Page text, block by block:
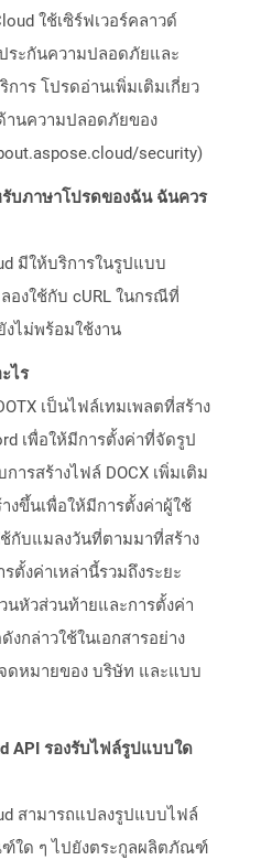
ใช้เซิร์ฟเวอร์คลาวด์
ระกันความปลอดภัยและ
าร โปรดอ่านเพิ่มเติมเกี่ยว
นความปลอดภัยของ
security)
บภาษาโปรดของฉัน ฉันควร
มีให้บริการในรูปแบบ
องใช้กับ cURL ในกรณีที่
ไม่พร้อมใช้งาน
ไร
เป็นไฟล์เทมเพลตที่สร้าง
เพื่อให้มีการตั้งค่าที่จัดรูป
ารสร้างไฟล์ DOCX เพิ่มเติม
งขึ้นเพื่อให้มีการตั้งค่าผู้ใช้
กับแมลงวันที่ตามมาที่สร้าง
ตั้งค่าเหล่านี้รวมถึงระยะ
หัวส่วนท้ายและการตั้งค่า
งกล่าวใช้ในเอกสารอย่าง
ดหมายของ บริษัท และแบบ
API รองรับไฟล์รูปแบบใด
สามารถแปลงรูปแบบไฟล์
ใด ๆ ไปยังตระกูลผลิตภัณฑ์